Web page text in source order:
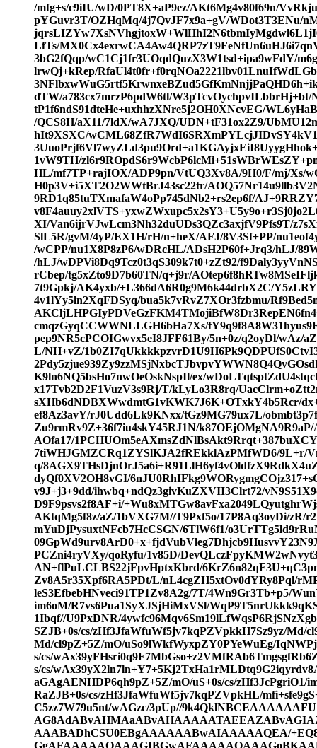
/mfg+s/c9iIU/wD/0PT8X+aP9ez/AKt6Mg4v80f69n/
pYGuvr3T/OZHqMq/4j7QvJF7x9a+gV/WDot3T3ENu/
LfTs/
3bG2fQqp/wC1Cj1fr3UOqdQuzX3W1tsd+ipa9wFdY/
lrwQj+kRep/
dTW/a783cx7mrzP6pdW6tl/
tP1f6ndS91dteHe+uxhhzXNre5j2OH0XNcvEG/
/QCS8H/aX11/7ldX/wA7JXQ/UDN+tF31ox2Z9/
hIt9XSXC/
1vW9TH/
HL/mf7TP+rajIOX/ADP9pn/VtUQ3Xv8A/9H0/F/mj/Xs/
H0p3V+i5XT2O2WWtBrJ43sc22tr/
9RD1q85tuTXmafaW4oPp745dNb2+rs2ep6f/
XI/Van6ijrVJwLcm3Nh32duUDs3QZc3axjfV9Pfs9T/
SlL5R/gvM/4yP/EX1H/rH/n+heX/AFJ/8V3Sf+PP/
/wCPP/nu1X8P8zP6/wDRcHL/ADsH2P60f+Jrq3/hLJ/
/hLJ/wDPVi8Dq9Tcz0t3qS309k7t0+zZt92/
rCbep/tg5xZto9D7b60TN/q+j9r/
7t9Gpkj/AK4yxb/+L366dA6R0g9M6k44drbX2C/
4v1lYy5ln2XqFDSyq/bua5k7vRvZ7XOr3fzbmu/
cmqzGyqCCWWNLLGH6bHa7Xs/
pep9NR5cPCOIGwvx5eI8JFF61By/5n+0z/q2oyDl/wAz/
L/NH+vZ/
K9ln6NQ5bsHo7nwOeOskNspIl/ex/
x17Tvb2D2F1VuzV3s9Rj/T/kLyLo3R8rq/
sXHb6dNDBXWwdmtG1vKWK7J6K+OTxkY4b5Rcr/
ef8Az3avY/rJ0Udd6Lk9KNxx/tGz9MG79ux7L/
Zu9rmRv9Z+36f7iu4skY45RJ1N/
AOfa17/
7tiWHJGMZCRq1ZYSlKJA2fREkklAzPMfWD6/9L+r/
q/
dyQf0XV2OH8vGI/
v9J+j3+9dd/ihwbq+ndQz3givKuZXVII3Clrt72/
D9F9psvs2f8AF+i/
AKtqMg5f8z/aZ/1bVXG7M//T9Pxf5o/17P8Aq3oyDi/zR/
mYuDjPysuxtNFcb7HcCSGN/6TlW6f1/
PCZni4ryVXy/qoRyfu/1v85D/
AN+flPuLCLBS22jFpvHptxKbrd/
Zv8A5r35Xpf6RA5PDt/L/nL4cgZH5xtOv0dYRy8Pql/
leS3EfbebHNveci91TP1Zv8A2g/7T/4Wn9Gr3Tb+p5/
im6oM/R7vs6Pua1SyXJSjHiMxVSl/
1Ibqf//U9PxDNR/
SZJB+0s/cs/zHf3JfaWfuWf5jv7kqPZVpkkH7Sz9yz/Md/
Md/cl9pZ+5Z/mO/uSo9lWkfWyxpZY0PYeWuEg/
s/cs/
s/cs/
aGAgAENHDP6qh9pZ+5Z/mO/uS+0s/cs/zHf3JcPgriO1/
RaZJB+0s/cs/zHf3JfaWfuWf5jv7kqPZVpkHL/
C5zz7W79u5nt/wAGzc/3pUp//
AAABADhCSU0EBgAAAAAABwAIAAAAAQEA/